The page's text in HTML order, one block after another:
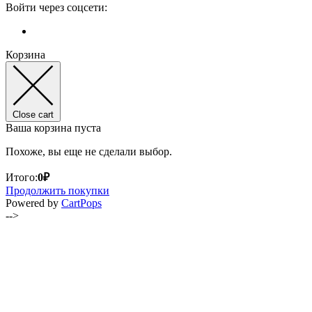
Войти через соцсети:
Корзина
Close cart
Ваша корзина пуста
Похоже, вы еще не сделали выбор.
Итого:0₽
Продолжить покупки
Powered by CartPops(opens
-->